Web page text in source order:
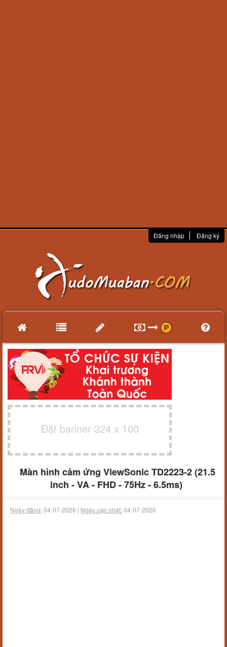
Đăng nhập Đăng ký
Đặt banner 324 x 100
Màn hình cảm ứng ViewSonic TD2223-2 (21.5
inch - VA - FHD - 75Hz - 6.5ms)
Ngày đăng:04-07-2026 | Ngày cập nhật:04-07-2026